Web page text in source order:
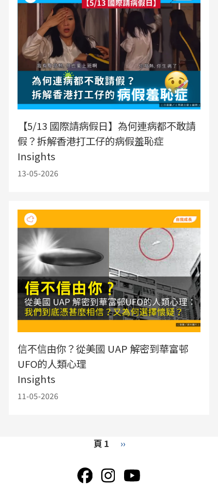
【5/13 國際請病假日】為何連病都不敢請
假？拆解香港打工仔的病假羞恥症
Insights
13-05-2026
信不信由你？從美國 UAP 解密到華富邨
UFO的人類心理
Insights
11-05-2026
頁 1
下
頁
››